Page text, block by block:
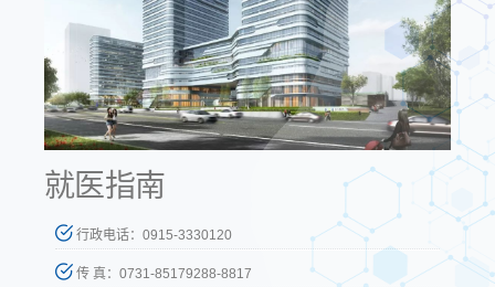
就医指南
行政电话：0915-3330120
传 真：0731-85179288-8817